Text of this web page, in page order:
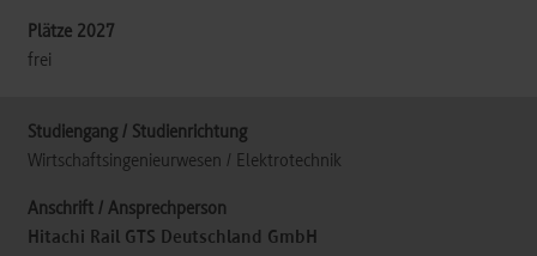
frei
Wirtschaftsingenieurwesen / Elektrotechnik
Hitachi Rail GTS Deutschland GmbH